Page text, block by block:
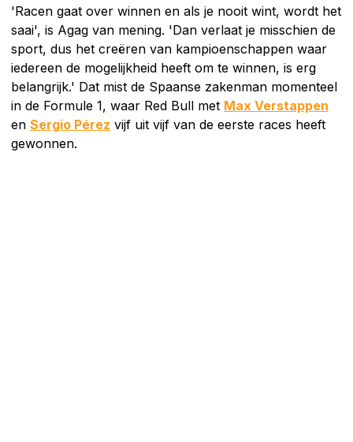
'Racen gaat over winnen en als je nooit wint, wordt het
saai', is Agag van mening. 'Dan verlaat je misschien de
sport, dus het creëren van kampioenschappen waar
iedereen de mogelijkheid heeft om te winnen, is erg
belangrijk.' Dat mist de Spaanse zakenman momenteel
in de Formule 1, waar Red Bull met Max Verstappen
en Sergio Pérez vijf uit vijf van de eerste races heeft
gewonnen.